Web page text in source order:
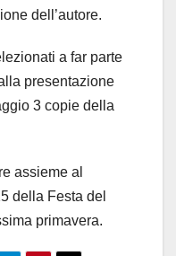
dell’autore.
a far parte
presentazione
3 copie della
assieme al
della Festa del
primavera.